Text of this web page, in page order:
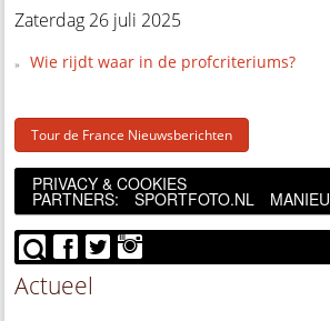
Zaterdag 26 juli 2025
Wie rijdt waar in de profcriteriums?
Tour de France Nieuwsberichten
PRIVACY & COOKIES
PARTNERS: SPORTFOTO.NL MANIEU
Actueel